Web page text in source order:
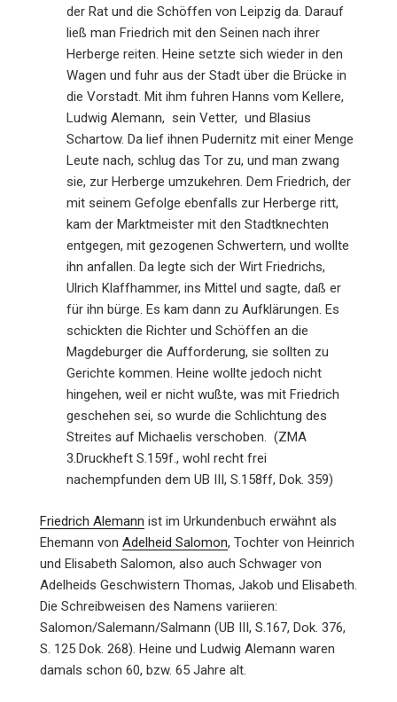
der Rat und die Schöffen von Leipzig da. Darauf
ließ man Friedrich mit den Seinen nach ihrer
Herberge reiten. Heine setzte sich wieder in den
Wagen und fuhr aus der Stadt über die Brücke in
die Vorstadt. Mit ihm fuhren Hanns vom Kellere,
Ludwig Alemann, sein Vetter, und Blasius
Schartow. Da lief ihnen Pudernitz mit einer Menge
Leute nach, schlug das Tor zu, und man zwang
sie, zur Herberge umzukehren. Dem Friedrich, der
mit seinem Gefolge ebenfalls zur Herberge ritt,
kam der Marktmeister mit den Stadtknechten
entgegen, mit gezogenen Schwertern, und wollte
ihn anfallen. Da legte sich der Wirt Friedrichs,
Ulrich Klaffhammer, ins Mittel und sagte, daß er
für ihn bürge. Es kam dann zu Aufklärungen. Es
schickten die Richter und Schöffen an die
Magdeburger die Aufforderung, sie sollten zu
Gerichte kommen. Heine wollte jedoch nicht
hingehen, weil er nicht wußte, was mit Friedrich
geschehen sei, so wurde die Schlichtung des
Streites auf Michaelis verschoben. (ZMA
3.Druckheft S.159f., wohl recht frei
nachempfunden dem UB III, S.158ff, Dok. 359)
Friedrich Alemann ist im Urkundenbuch erwähnt als
Ehemann von Adelheid Salomon, Tochter von Heinrich
und Elisabeth Salomon, also auch Schwager von
Adelheids Geschwistern Thomas, Jakob und Elisabeth.
Die Schreibweisen des Namens variieren:
Salomon/Salemann/Salmann (UB III, S.167, Dok. 376,
S. 125 Dok. 268). Heine und Ludwig Alemann waren
damals schon 60, bzw. 65 Jahre alt.